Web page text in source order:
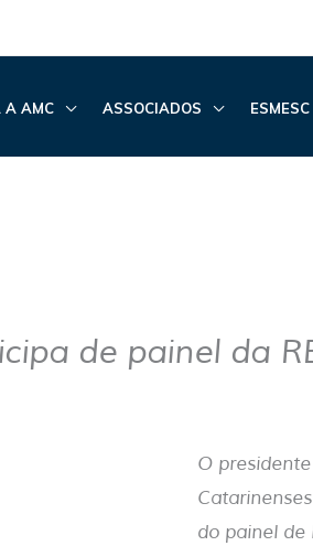
A AMC ASSOCIADOS ESMESC
de painel da
O
do painel de